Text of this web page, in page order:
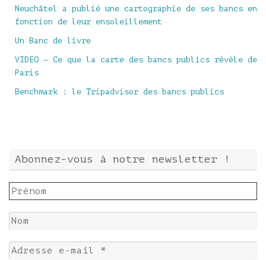
Neuchâtel a publié une cartographie de ses bancs en
fonction de leur ensoleillement
Un Banc de livre
VIDEO – Ce que la carte des bancs publics révèle de
Paris
Benchmark : le Tripadvisor des bancs publics
Abonnez-vous à notre newsletter !